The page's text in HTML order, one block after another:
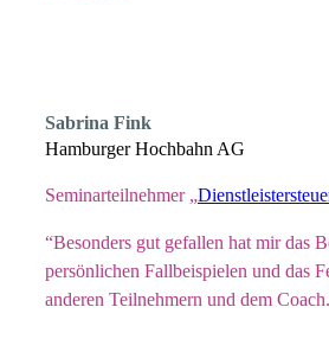
Sabrina Fink
Hamburger Hochbahn AG
Seminarteilnehmer „
“Besonders gut gefallen hat mir das
persönlichen Fallbeispielen und das
anderen Teilnehmern und dem